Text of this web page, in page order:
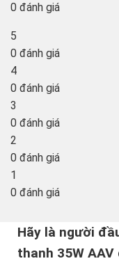
0 đánh giá
5
0 đánh giá
4
0 đánh giá
3
0 đánh giá
2
0 đánh giá
1
0 đánh giá
Hãy là người
thanh 35W